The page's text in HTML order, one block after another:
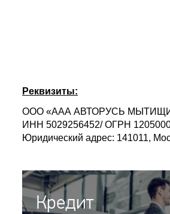
Реквизиты:
ООО «ААА АВТОРУСЬ
ИНН 5029256452/ ОГРН
Юридический адрес: 141011,
Кредит